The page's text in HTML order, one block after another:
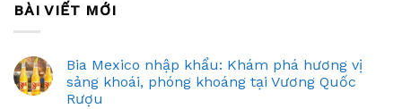
BÀI VIẾT MỚI
Bia Mexico nhập khẩu: Khám phá hương vị
sảng khoái, phóng khoáng tại Vương Quốc
Rượu